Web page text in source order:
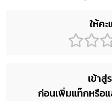
ให้ค
เข้าสู่
ก่อนเพิ่มแท็กหรือ